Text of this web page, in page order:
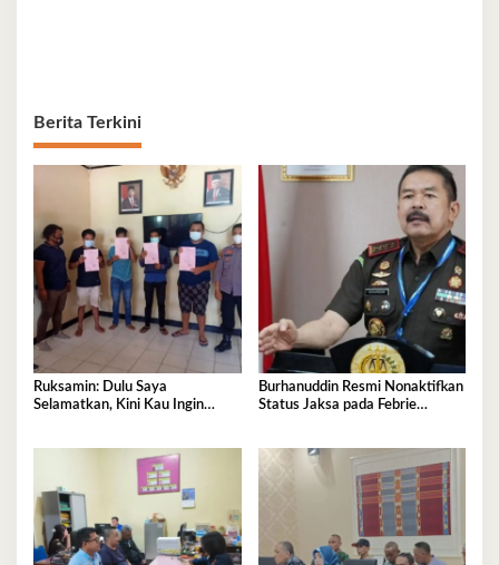
Berita Terkini
Ruksamin: Dulu Saya
Selamatkan, Kini Kau Ingin
Burhanuddin Resmi Nonaktifkan
Status Jaksa pada Febrie